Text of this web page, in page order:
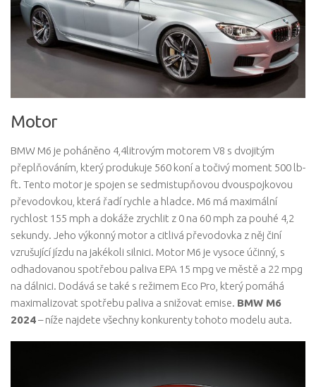
Motor
BMW M6 je poháněno 4,4litrovým motorem V8 s dvojitým
přeplňováním, který produkuje 560 koní a točivý moment 500 lb-
ft. Tento motor je spojen se sedmistupňovou dvouspojkovou
převodovkou, která řadí rychle a hladce. M6 má maximální
rychlost 155 mph a dokáže zrychlit z 0 na 60 mph za pouhé 4,2
sekundy. Jeho výkonný motor a citlivá převodovka z něj činí
vzrušující jízdu na jakékoli silnici. Motor M6 je vysoce účinný, s
odhadovanou spotřebou paliva EPA 15 mpg ve městě a 22 mpg
na dálnici. Dodává se také s režimem Eco Pro, který pomáhá
maximalizovat spotřebu paliva a snižovat emise. BMW M6
2024– níže najdete všechny konkurenty tohoto modelu auta.